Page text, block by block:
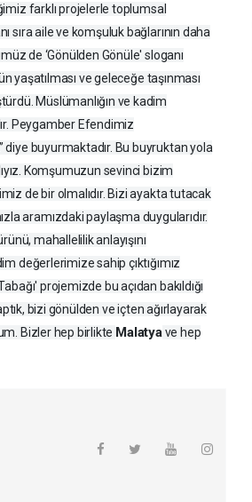
farklı projelerle toplumsal
aile ve komşuluk bağlarının daha
de ‘Gönülden Gönüle' sloganı
yaşatılması ve geleceğe taşınması
Müslümanlığın ve kadim
Peygamber Efendimiz
buyurmaktadır. Bu buyruktan yola
Komşumuzun sevinci bizim
de bir olmalıdır. Bizi ayakta tutacak
aramızdaki paylaşma duygularıdır.
mahallelilik anlayışını
değerlerimize sahip çıktığımız
projemizde bu açıdan bakıldığı
bizi gönülden ve içten ağırlayarak
Bizler hep birlikte Malatyave hep